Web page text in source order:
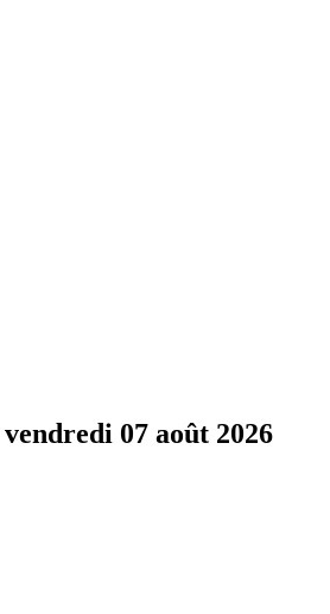
vendredi 07 août 2026